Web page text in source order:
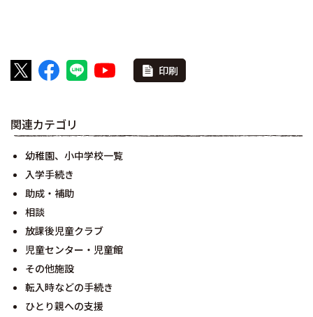
印刷
関連カテゴリ
幼稚園、小中学校一覧
入学手続き
助成・補助
相談
放課後児童クラブ
児童センター・児童館
その他施設
転入時などの手続き
ひとり親への支援